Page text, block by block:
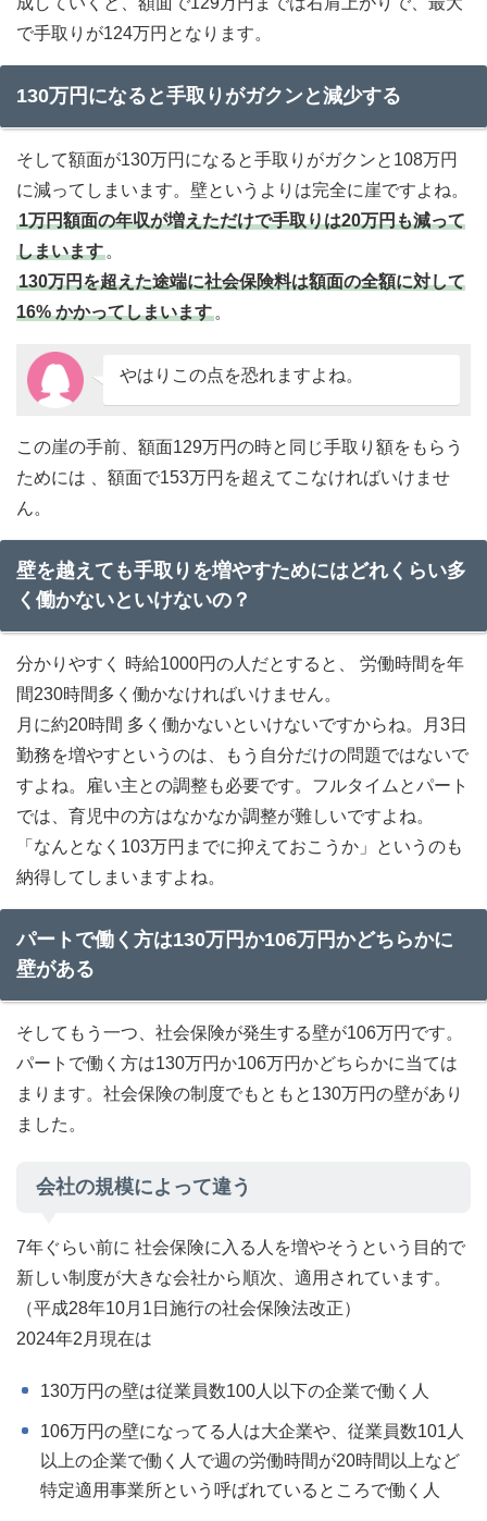
で手取りが124万円となります。
130万円になると手取りがガクンと減少する
そして額面が130万円になると手取りがガクンと108万円
に減ってしまいます。壁というよりは完全に崖ですよね。
1万円額面の年収が増えただけで手取りは20万円も減って
しまいます。
130万円を超えた途端に社会保険料は額面の全額に対して
16% かかってしまいます。
やはりこの点を恐れますよね。
この崖の手前、額面129万円の時と同じ手取り額をもらう
ためには 、額面で153万円を超えてこなければいけませ
ん。
壁を越えても手取りを増やすためにはどれくらい多
く働かないといけないの？
分かりやすく 時給1000円の人だとすると、 労働時間を年
間230時間多く働かなければいけません。
月に約20時間 多く働かないといけないですからね。月3日
勤務を増やすというのは、もう自分だけの問題ではないで
すよね。雇い主との調整も必要です。フルタイムとパート
では、育児中の方はなかなか調整が難しいですよね。
「なんとなく103万円までに抑えておこうか」というのも
納得してしまいますよね。
パートで働く方は130万円か106万円かどちらかに
壁がある
そしてもう一つ、社会保険が発生する壁が106万円です。
パートで働く方は130万円か106万円かどちらかに当ては
まります。社会保険の制度でもともと130万円の壁があり
ました。
会社の規模によって違う
7年ぐらい前に 社会保険に入る人を増やそうという目的で
新しい制度が大きな会社から順次、適用されています。
（平成28年10月 1日施行の社会保険法改正）
2024年2月現在は
130万円の壁は従業員数100人以下の企業で働く人
106万円の壁になってる人は大企業や、従業員数101人
以上の企業で働く人で週の労働時間が20時間以上など
特定適用事業所という呼ばれているところで働く人